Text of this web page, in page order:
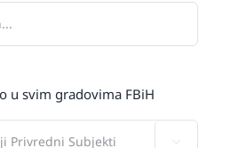
u svim gradovima FBiH